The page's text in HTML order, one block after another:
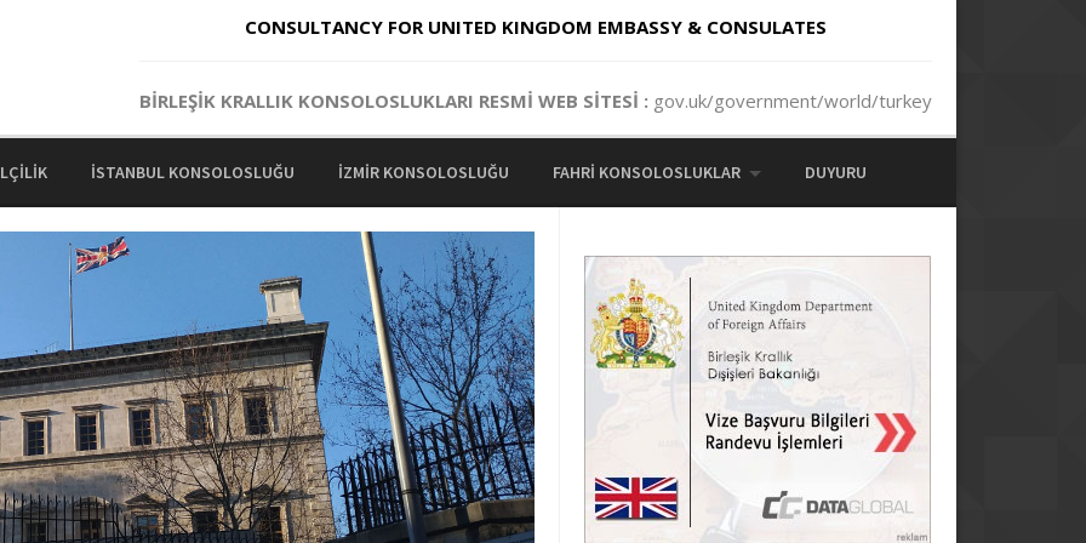
CONSULTANCY FOR UNITED KINGDOM EMBASSY & CONSULATES
BİRLEŞİK KRALLIK KONSOLOSLUKLARI RESMİ WEB SİTESİ : gov.uk/government/world/turkey
İSTANBUL KONSOLOSLUĞU İZMIR KONSOLOSLUĞU FAHRI KONSOLOSLUKLAR DUYURU